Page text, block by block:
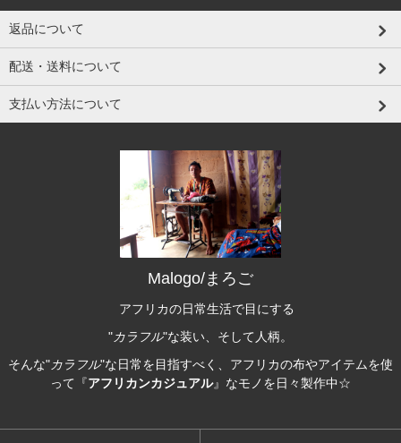
返品について
配送・送料について
支払い方法について
Malogo/まろご
アフリカの日常生活で目にする
"カラフル"な装い、そして人柄。
そんな"カラフル"な日常を目指すべく、アフリカの布やアイテムを使
って『アフリカンカジュアル』なモノを日々製作中☆